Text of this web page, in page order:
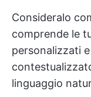
Consideralo
comprende le
personalizzati
linguaggio